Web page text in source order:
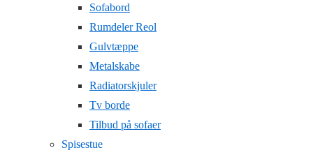
Sofabord
Rumdeler Reol
Gulvtæppe
Metalskabe
Radiatorskjuler
Tv borde
Tilbud på sofaer
Spisestue